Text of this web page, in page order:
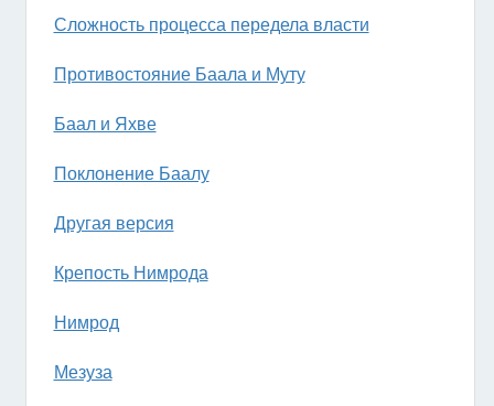
Сложность процесса передела власти
Противостояние Баала и Муту
Баал и Яхве
Поклонение Баалу
Другая версия
Крепость Нимрода
Нимрод
Мезуза